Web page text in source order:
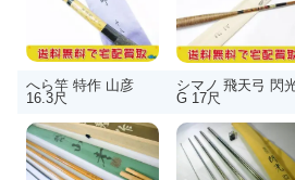
へら竿 特作 山彦
16.3尺
シマノ 飛天弓 閃
G 17尺